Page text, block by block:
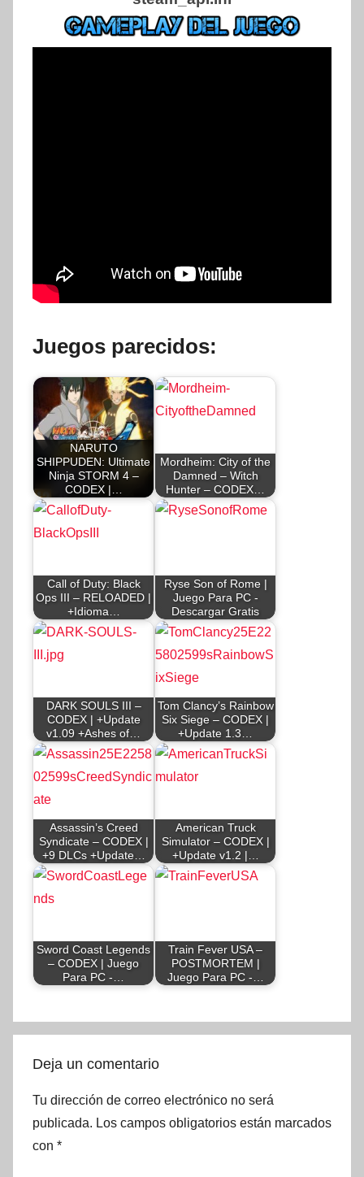
Juegos parecidos:
NARUTO
SHIPPUDEN: Ultimate
Ninja STORM 4 –
CODEX |…
Mordheim: City of the
Damned – Witch
Hunter – CODEX…
Call of Duty: Black
Ops III – RELOADED |
+Idioma…
Ryse Son of Rome |
Juego Para PC -
Descargar Gratis
DARK SOULS III –
CODEX | +Update
v1.09 +Ashes of…
Tom Clancy’s Rainbow
Six Siege – CODEX |
+Update 1.3…
Assassin’s Creed
Syndicate – CODEX |
+9 DLCs +Update…
American Truck
Simulator – CODEX |
+Update v1.2 |…
Sword Coast Legends
– CODEX | Juego
Para PC -…
Train Fever USA –
POSTMORTEM |
Juego Para PC -…
Deja un comentario
Tu dirección de correo electrónico no será
publicada. Los campos obligatorios están marcados
con *